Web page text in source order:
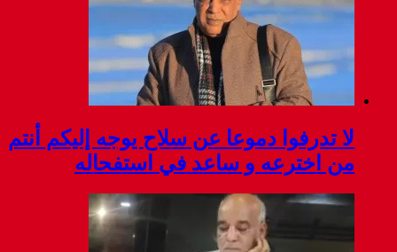
لا تدرفوا دموعا عن سلاح يوجه إليكم أنتم
من اخترعه و ساعد في استفحاله